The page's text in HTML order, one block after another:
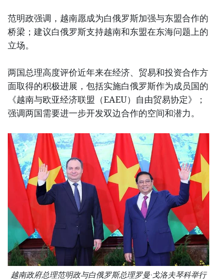
范明政强调，越南愿成为白俄罗斯加强与东盟合作的
桥梁；建议白俄罗斯支持越南和东盟在东海问题上的
立场。
两国总理高度评价近年来在经济、贸易和投资合作方
面取得的积极进展，包括实施白俄罗斯作为成员国的
《越南与欧亚经济联盟（EAEU）自由贸易协定》；
强调两国需要进一步开发双边合作的空间和潜力。
越南政府总理范明政与白俄罗斯总理罗曼·戈洛夫琴科举行